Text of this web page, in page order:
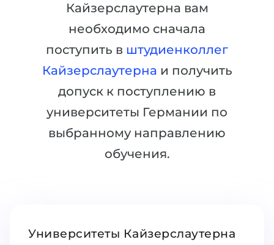
на
100%
Наши студенты успешно поступают
Казахстан
Азербайджан
Армения
Беларусь
Другая страна
ЗАПИСАТЬСЯ НА КОНСУЛЬТАЦИЮ
Кайзерслаутерна вам
необходимо сначала
поступить в штудиенколлег
Кайзерслаутерна и получить
допуск к поступлению в
университеты Германии по
выбранному направлению
обучения.
Университеты Кайзерслаутерна